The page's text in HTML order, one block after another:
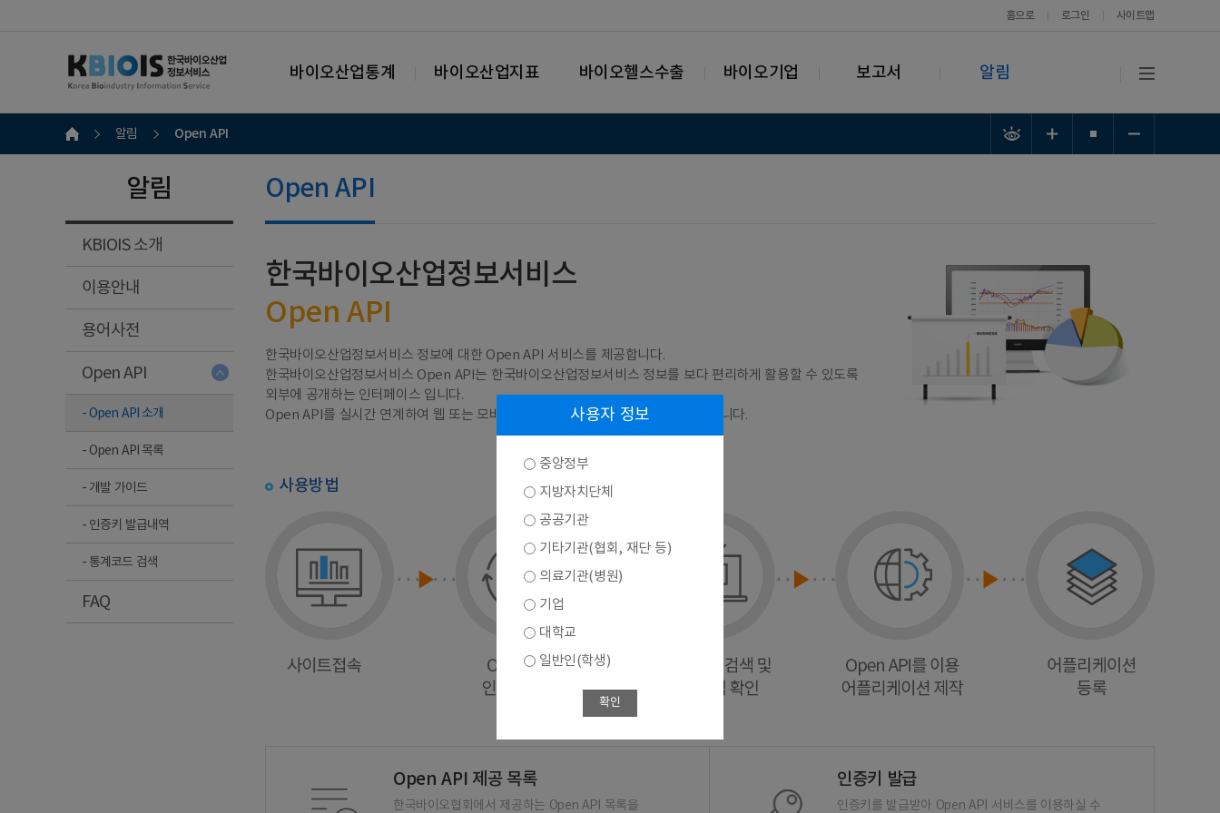
홈으로 로그인 사이트맵
바이오산업통계 바이오산업지표 바이오헬스수출 바이오기업 보고서 알림
알림 Open API
알림
KBIOIS 소개
이용안내
용어사전
Open API
- Open API 소개
- Open API 목록
- 개발 가이드
- 인증키 발급내역
- 통계코드 검색
FAQ
Open API
한국바이오산업정보서비스
Open API
한국바이오산업정보서비스 정보에 대한 Open API 서비스를 제공합니다.
한국바이오산업정보서비스 Open API는 한국바이오산업정보서비스 정보를 보다 편리하게 활용할 수 있도록
외부에 공개하는 인터페이스 입니다.
Open API를 실시간 연계하여 웹 또는 모바일 앱 등으로 다양하게 활용하실 수 있습니다.
사용방법
Open API 제공 목록
한국바이오협회에서 제공하는 Open API 목록을
인증키 발급
인증키를 발급받아 Open API 서비스를 이용하실 수
사용자 정보
중앙정부
지방자치단체
공공기관
기타기관(협회, 재단 등)
의료기관(병원)
기업
대학교
일반인(학생)
확인